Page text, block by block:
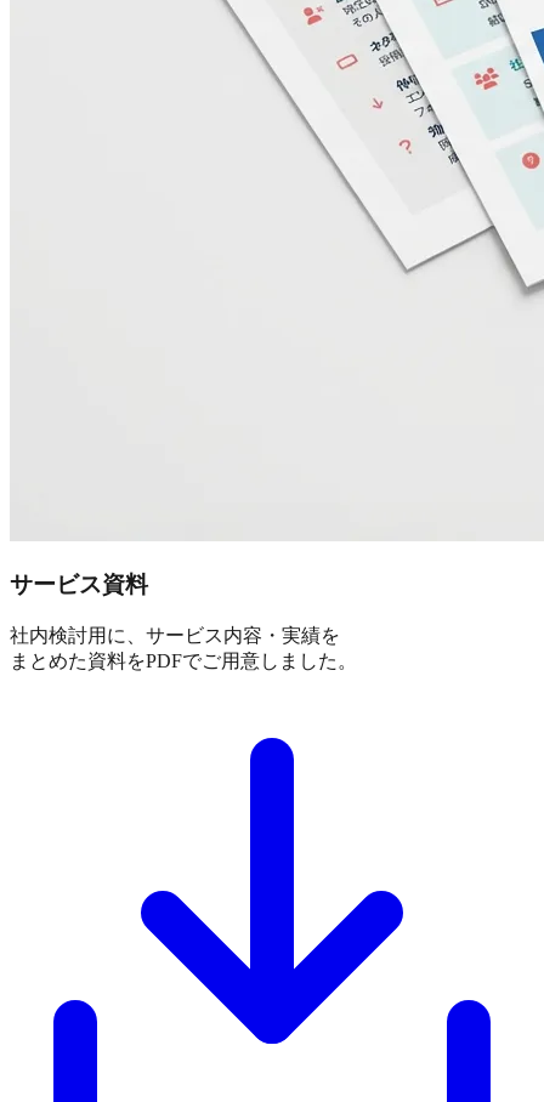
サービス資料
社内検討用に、サービス内容・実績を
まとめた資料をPDFでご用意しました。